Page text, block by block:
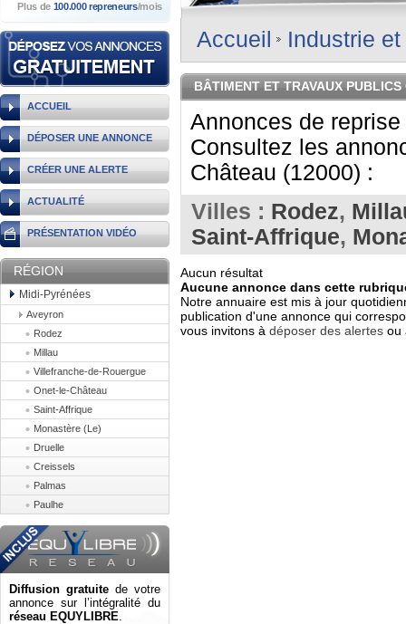
Plus de 100.000 repreneurs/mois
ACCUEIL
DÉPOSER UNE ANNONCE
CRÉER UNE ALERTE
ACTUALITÉ
PRÉSENTATION VIDÉO
RÉGION
Midi-Pyrénées
Aveyron
Rodez
Millau
Villefranche-de-Rouergue
Onet-le-Château
Saint-Affrique
Monastère (Le)
Druelle
Creissels
Palmas
Paulhe
Diffusion gratuite de votre
annonce sur l’intégralité du
réseau EQUYLIBRE.
Consulter gratuitementles
vendre.
Et/ou déposergratuitement
RECHERCHER UNE
ANNONCE
Accueil Industrie
BÂTIMENT ET TRAVAUX
Annonces de
Consultez les
Château (12000) :
Villes : Rodez,
Saint-Affrique,
Aucun résultat
Aucune annonce dans cette
Notre annuaire est mis à jour
publication d'une annonce qui
vous invitons à déposer des alertes ou